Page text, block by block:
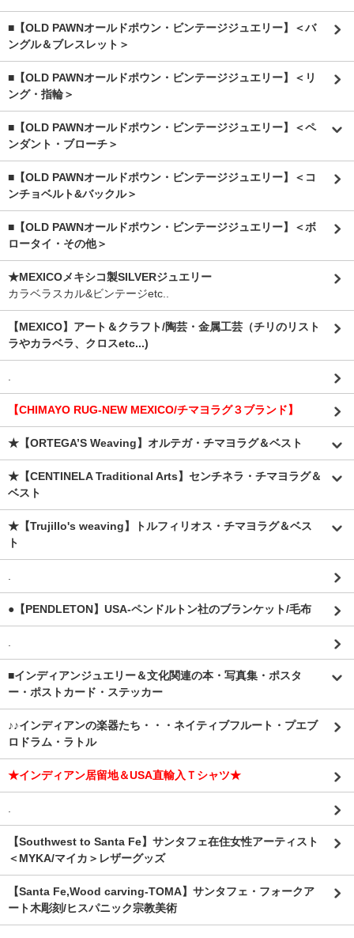
■【OLD PAWNオールドポウン・ビンテージジュエリー】＜バ
ングル＆ブレスレット＞
■【OLD PAWNオールドポウン・ビンテージジュエリー】＜リ
ング・指輪＞
■【OLD PAWNオールドポウン・ビンテージジュエリー】＜ペ
ンダント・ブローチ＞
■【OLD PAWNオールドポウン・ビンテージジュエリー】＜コ
ンチョベルト&バックル＞
■【OLD PAWNオールドポウン・ビンテージジュエリー】＜ボ
ロータイ・その他＞
★MEXICOメキシコ製SILVERジュエリー
カラベラスカル&ビンテージetc..
【MEXICO】アート＆クラフト/陶芸・金属工芸（チリのリスト
ラやカラベラ、クロスetc...)
【CHIMAYO RUG-NEW MEXICO/チマヨラグ３ブランド】
★【ORTEGA’S Weaving】オルテガ・チマヨラグ＆ベスト
★【CENTINELA Traditional Arts】センチネラ・チマヨラグ＆
ベスト
★【Trujillo's weaving】トルフィリオス・チマヨラグ＆ベス
ト
●【PENDLETON】USA-ペンドルトン社のブランケット/毛布
■インディアンジュエリー＆文化関連の本・写真集・ポスタ
ー・ポストカード・ステッカー
♪♪インディアンの楽器たち・・・ネイティブフルート・プエブ
ロドラム・ラトル
★インディアン居留地＆USA直輸入Ｔシャツ★
【Southwest to Santa Fe】サンタフェ在住女性アーティスト
＜MYKA/マイカ＞レザーグッズ
【Santa Fe,Wood carving-TOMA】サンタフェ・フォークア
ート木彫刻/ヒスパニック宗教美術